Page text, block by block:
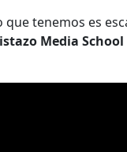
tenemos es
Media School